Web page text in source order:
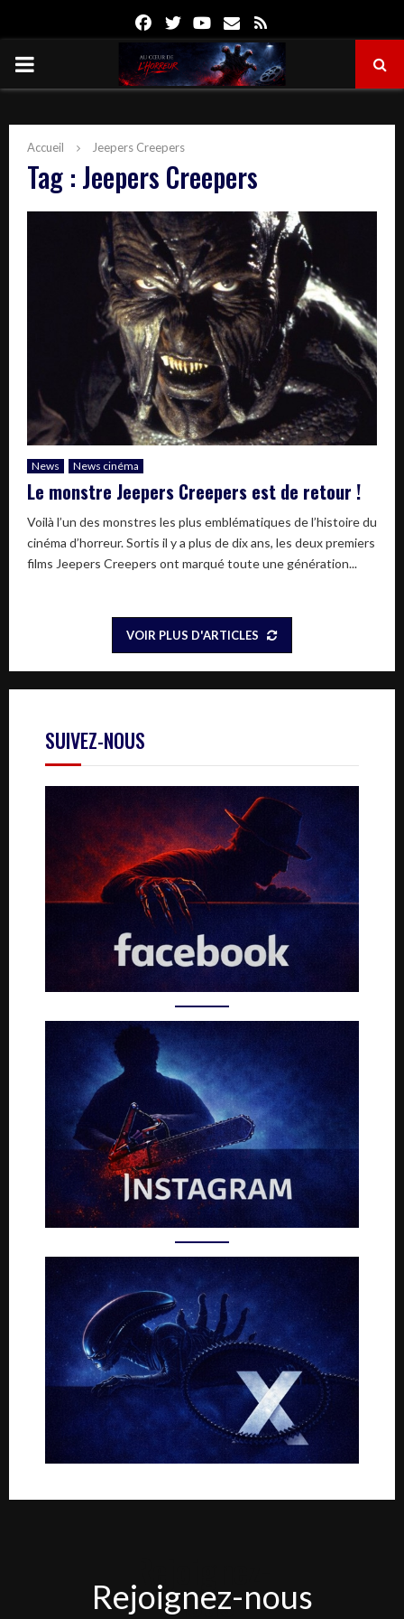
FacebookTwitterYoutube
Email
PRIMARY
Accueil Jeepers Creepers
Tag : Jeepers Creepers
News News cinéma
Le monstre Jeepers Creepers est de retour !
Voilà l’un des monstres les plus emblématiques de l’histoire du
cinéma d’horreur. Sortis il y a plus de dix ans, les deux premiers
films Jeepers Creepers ont marqué toute une génération...
VOIR PLUS D'ARTICLES
SUIVEZ-NOUS
nous
Rejoignez-nous